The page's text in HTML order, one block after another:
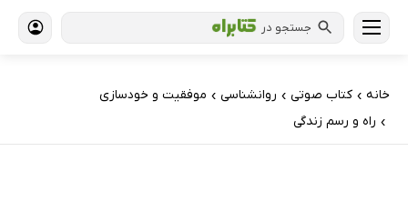
جستجو در
خانه › کتاب‌ صوتی › روانشناسی › موفقیت و خودسازی
› راه و رسم زندگی